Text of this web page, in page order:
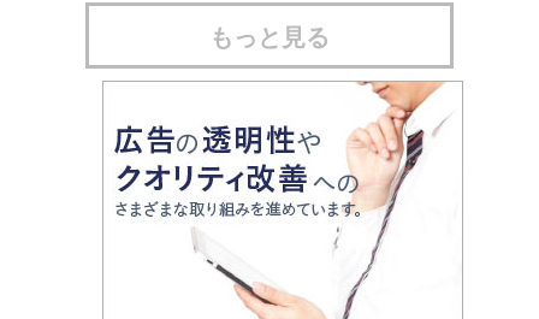
もっと見る